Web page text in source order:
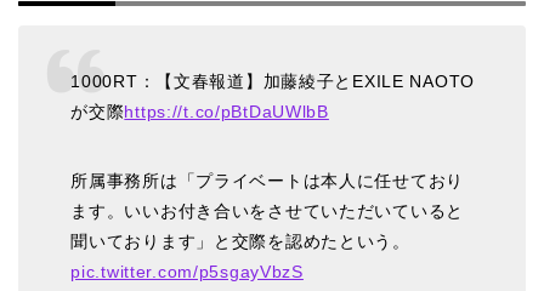
1000RT：【文春報道】加藤綾子とEXILE NAOTO
が交際https://t.co/pBtDaUWlbB
所属事務所は「プライベートは本人に任せており
ます。いいお付き合いをさせていただいていると
聞いております」と交際を認めたという。
pic.twitter.com/p5sgayVbzS